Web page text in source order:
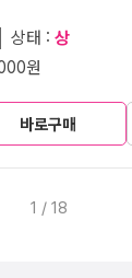
상태 : 상
원
바로구매
1 / 18